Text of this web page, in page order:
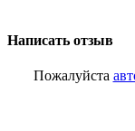
Написать отзыв
Пожалуйста